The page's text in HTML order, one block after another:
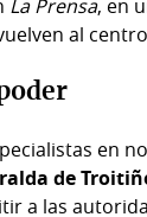
La Prensa, en
al
en
de
a las